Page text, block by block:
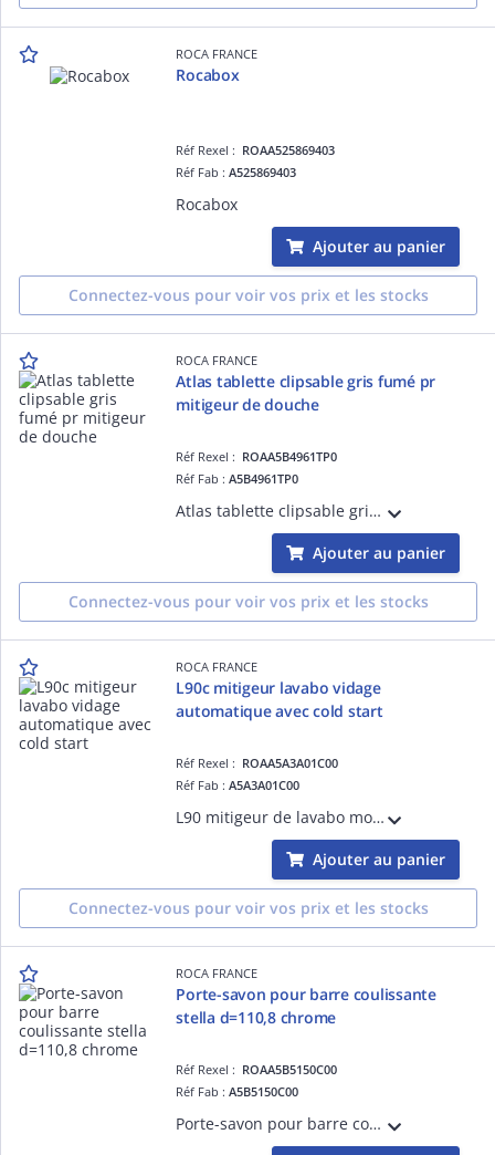
ROCA FRANCE
Rocabox
Réf Rexel : ROAA525869403
Réf Fab :A525869403
Rocabox
Ajouter au panier
Connectez-vous pour voir vos prix et les stocks
ROCA FRANCE
Atlas tablette clipsable gris fumé pr
mitigeur de douche
Réf Rexel : ROAA5B4961TP0
Réf Fab :A5B4961TP0
Atlas tablette clipsable gris fumé pour mitigeur de douche
Ajouter au panier
Connectez-vous pour voir vos prix et les stocks
ROCA FRANCE
L90c mitigeur lavabo vidage
automatique avec cold start
Réf Rexel : ROAA5A3A01C00
Réf Fab :A5A3A01C00
L90 mitigeur de lavabo monotrou avec vidage automatique, ouverture sur l'eau froide
Ajouter au panier
Connectez-vous pour voir vos prix et les stocks
ROCA FRANCE
Porte-savon pour barre coulissante
stella d=110,8 chrome
Réf Rexel : ROAA5B5150C00
Réf Fab :A5B5150C00
Porte-savon pour barre coulissante stella d=110,8 chrome